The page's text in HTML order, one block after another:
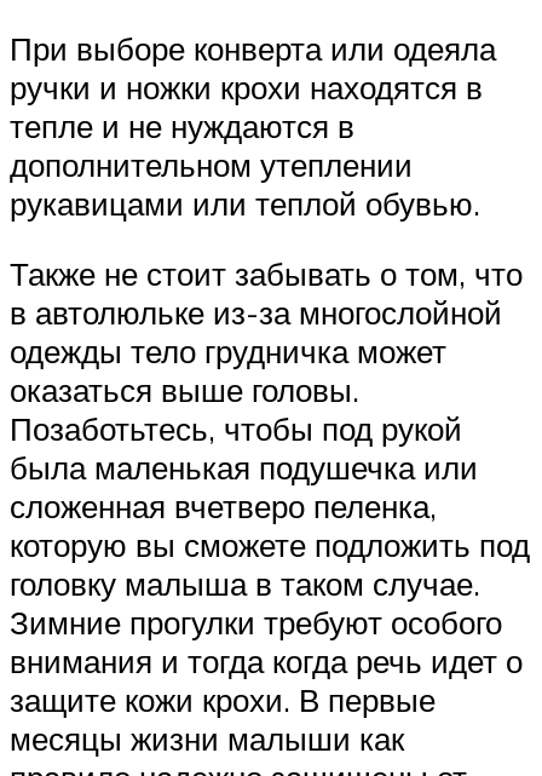
При выборе конверта или одеяла
ручки и ножки крохи находятся в
тепле и не нуждаются в
дополнительном утеплении
рукавицами или теплой обувью.
Также не стоит забывать о том, что
в автолюльке из-за многослойной
одежды тело грудничка может
оказаться выше головы.
Позаботьтесь, чтобы под рукой
была маленькая подушечка или
сложенная вчетверо пеленка,
которую вы сможете подложить под
головку малыша в таком случае.
Зимние прогулки требуют особого
внимания и тогда когда речь идет о
защите кожи крохи. В первые
месяцы жизни малыши как